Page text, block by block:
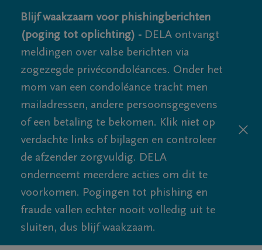
Blijf waakzaam voor phishingberichten
(poging tot oplichting) - DELA ontvangt
meldingen over valse berichten via
zogezegde privécondoléances. Onder het
mom van een condoléance tracht men
mailadressen, andere persoonsgegevens
of een betaling te bekomen. Klik niet op
verdachte links of bijlagen en controleer
de afzender zorgvuldig. DELA
onderneemt meerdere acties om dit te
voorkomen. Pogingen tot phishing en
fraude vallen echter nooit volledig uit te
sluiten, dus blijf waakzaam.